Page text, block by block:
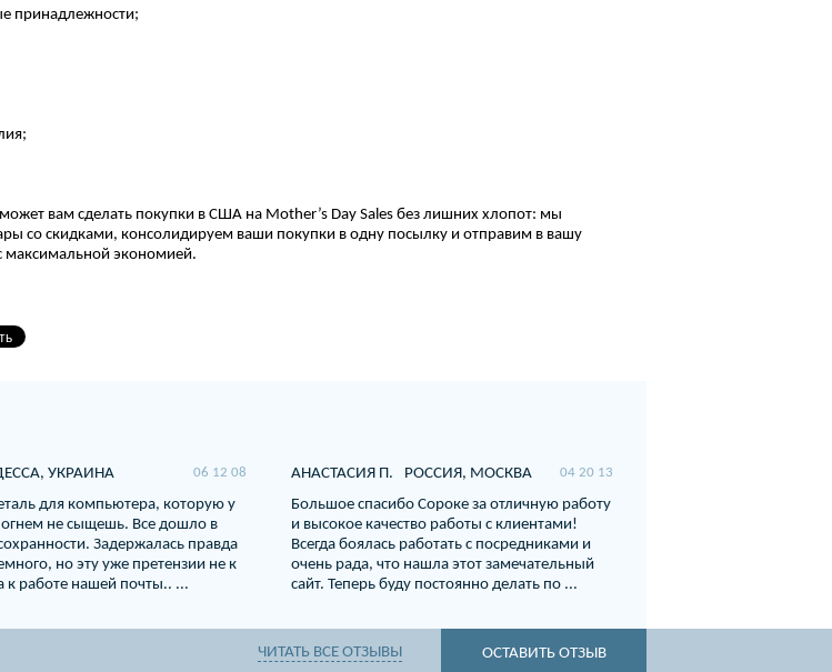
принадлежности;
вам сделать покупки в США на Mother’s Day Sales без лишних хлопот: мы
со скидками, консолидируем ваши покупки в одну посылку и отправим в вашу
максимальной экономией.
УКРАИНА 06 12 08
для компьютера, которую у
огнем не сыщешь. Все дошло в
Задержалась правда
но эту уже претензии не к
к работе нашей почты.. ...
АНАСТАСИЯ П. РОССИЯ, МОСКВА 04 20 13
Большое спасибо Сороке за отличную работу
и высокое качество работы с клиентами!
Всегда боялась работать с посредниками и
очень рада, что нашла этот замечательный
сайт. Теперь буду постоянно делать по ...
ЧИТАТЬ ВСЕ ОТЗЫВЫ ОСТАВИТЬ ОТЗЫВ